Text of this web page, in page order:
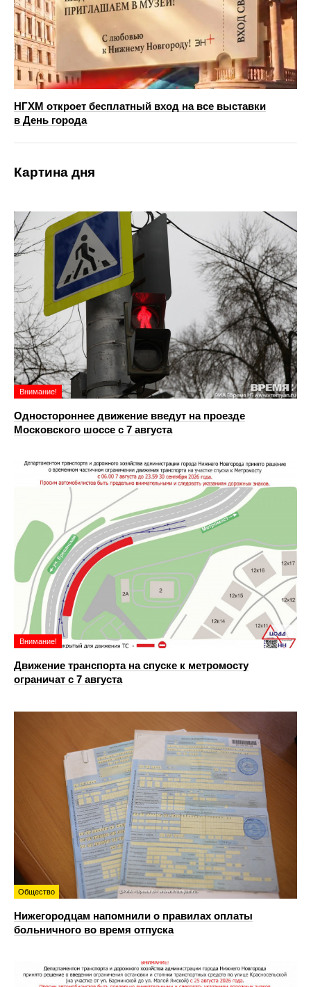
НГХМ откроет бесплатный вход на все выставки
в День города
Картина дня
Внимание!
Одностороннее движение введут на проезде
Московского шоссе с 7 августа
Внимание!
Движение транспорта на спуске к метромосту
ограничат с 7 августа
Общество
Нижегородцам напомнили о правилах оплаты
больничного во время отпуска